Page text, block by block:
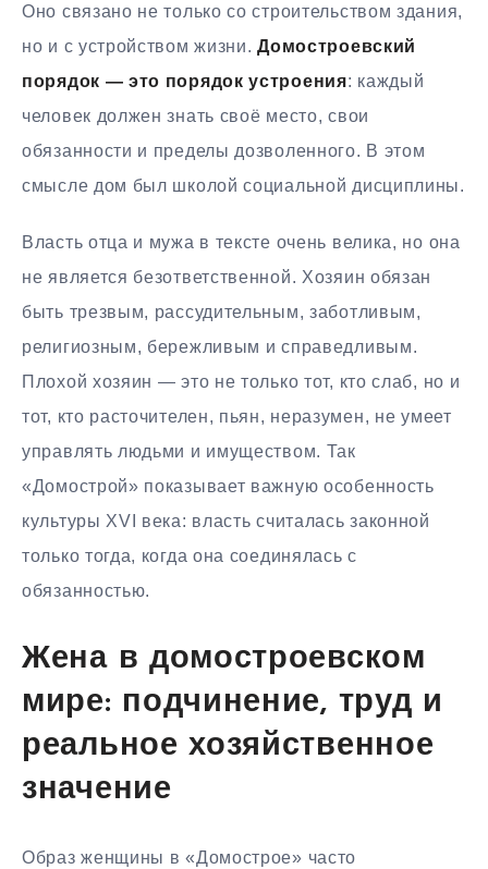
Оно связано не только со строительством здания,
но и с устройством жизни.Домостроевский
порядок — это порядок устроения: каждый
человек должен знать своё место, свои
обязанности и пределы дозволенного. В этом
смысле дом был школой социальной дисциплины.
Власть отца и мужа в тексте очень велика, но она
не является безответственной. Хозяин обязан
быть трезвым, рассудительным, заботливым,
религиозным, бережливым и справедливым.
Плохой хозяин — это не только тот, кто слаб, но и
тот, кто расточителен, пьян, неразумен, не умеет
управлять людьми и имуществом. Так
«Домострой» показывает важную особенность
культуры XVI века: власть считалась законной
только тогда, когда она соединялась с
обязанностью.
Жена в домостроевском
мире: подчинение, труд и
реальное хозяйственное
значение
Образ женщины в «Домострое» часто